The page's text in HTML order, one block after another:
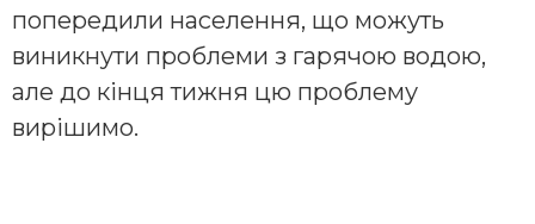
попередили населення, що можуть
виникнути проблеми з гарячою водою,
але до кінця тижня цю проблему
вирішимо.